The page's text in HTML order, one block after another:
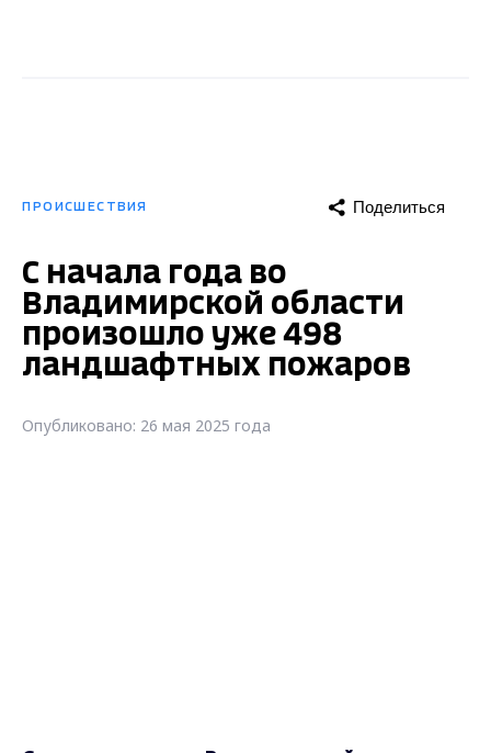
ПРОИСШЕСТВИЯ Поделиться
С начала года во
Владимирской области
произошло уже 498
ландшафтных пожаров
Опубликовано: 26 мая 2025 года